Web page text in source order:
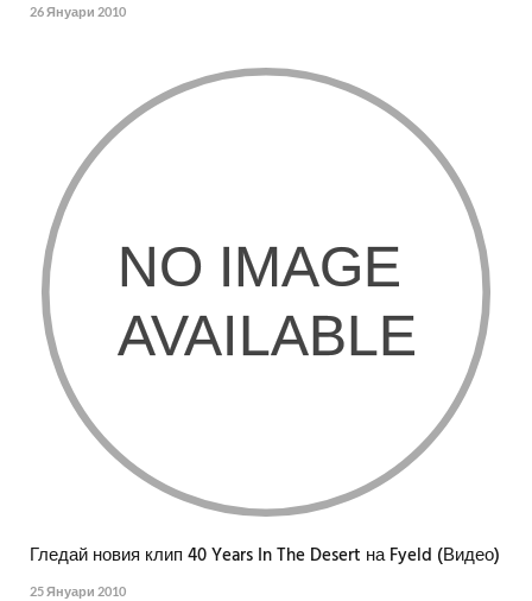
26 Януари 2010
Гледай новия клип 40 Years In The Desert на Fyeld (Видео)
25 Януари 2010